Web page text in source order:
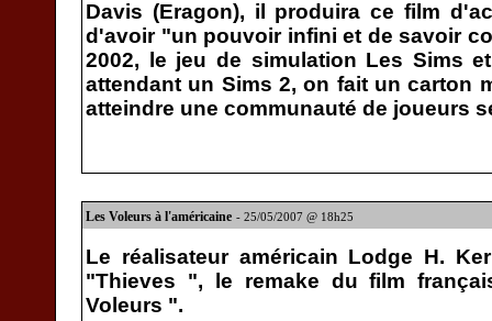
Davis (Eragon), il produira ce film
d'avoir "un pouvoir infini et de savoir
2002, le jeu de simulation Les Sims
attendant un Sims 2, on fait un carton
atteindre une communauté de joueurs
Les Voleurs à l'américaine - 25/05/2007 @ 18h25
Le réalisateur américain Lodge H.
"Thieves ", le remake du film
Voleurs ".